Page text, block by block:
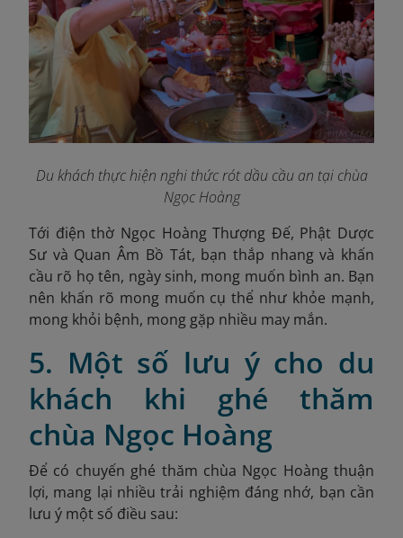
Du khách thực hiện nghi thức rót dầu cầu an tại chùa
Ngọc Hoàng
Tới điện thờ Ngọc Hoàng Thượng Đế, Phật Dược
Sư và Quan Âm Bồ Tát, bạn thắp nhang và khấn
cầu rõ họ tên, ngày sinh, mong muốn bình an. Bạn
nên khấn rõ mong muốn cụ thể như khỏe mạnh,
mong khỏi bệnh, mong gặp nhiều may mắn.
5. Một số lưu ý cho du
khách khi ghé thăm
chùa Ngọc Hoàng
Để có chuyến ghé thăm chùa Ngọc Hoàng thuận
lợi, mang lại nhiều trải nghiệm đáng nhớ, bạn cần
lưu ý một số điều sau: